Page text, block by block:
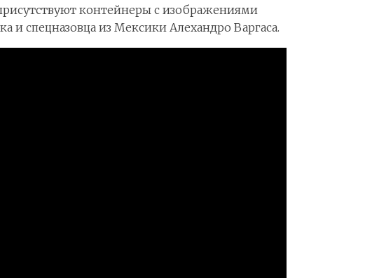
контейнеры с изображениями
спецназовца из Мексики Алехандро Варгаса.